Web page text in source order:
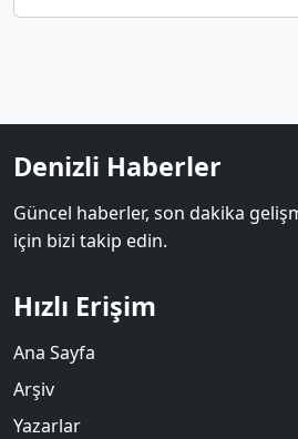
Denizli Haberler
Güncel haberler, son dakika
için bizi takip edin.
Hızlı Erişim
Ana Sayfa
Arşiv
Yazarlar